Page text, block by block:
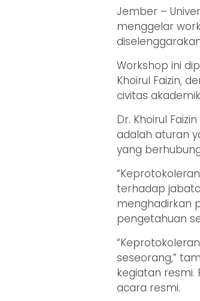
Jember –
menggelar
Workshop ini
Khoirul Faizin,
civitas
Dr. Khoirul
adalah aturan
yang
terhadap
menghadirkan
pengetahuan
seseorang,”
kegiatan resmi.
acara resmi.